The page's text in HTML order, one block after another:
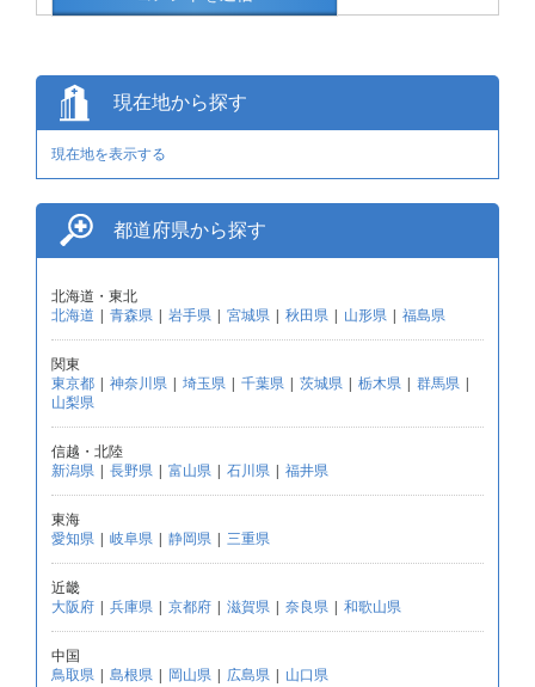
現在地から探す
現在地を表示する
都道府県から探す
北海道・東北
北海道 | 青森県 | 岩手県 | 宮城県 | 秋田県 | 山形県 | 福島県
関東
東京都 | 神奈川県 | 埼玉県 | 千葉県 | 茨城県 | 栃木県 | 群馬県 |
山梨県
信越・北陸
新潟県 | 長野県 | 富山県 | 石川県 | 福井県
東海
愛知県 | 岐阜県 | 静岡県 | 三重県
近畿
大阪府 | 兵庫県 | 京都府 | 滋賀県 | 奈良県 | 和歌山県
中国
鳥取県 | 島根県 | 岡山県 | 広島県 | 山口県